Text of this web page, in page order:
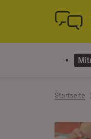
Zum Inhalt
Link zur
Startseite